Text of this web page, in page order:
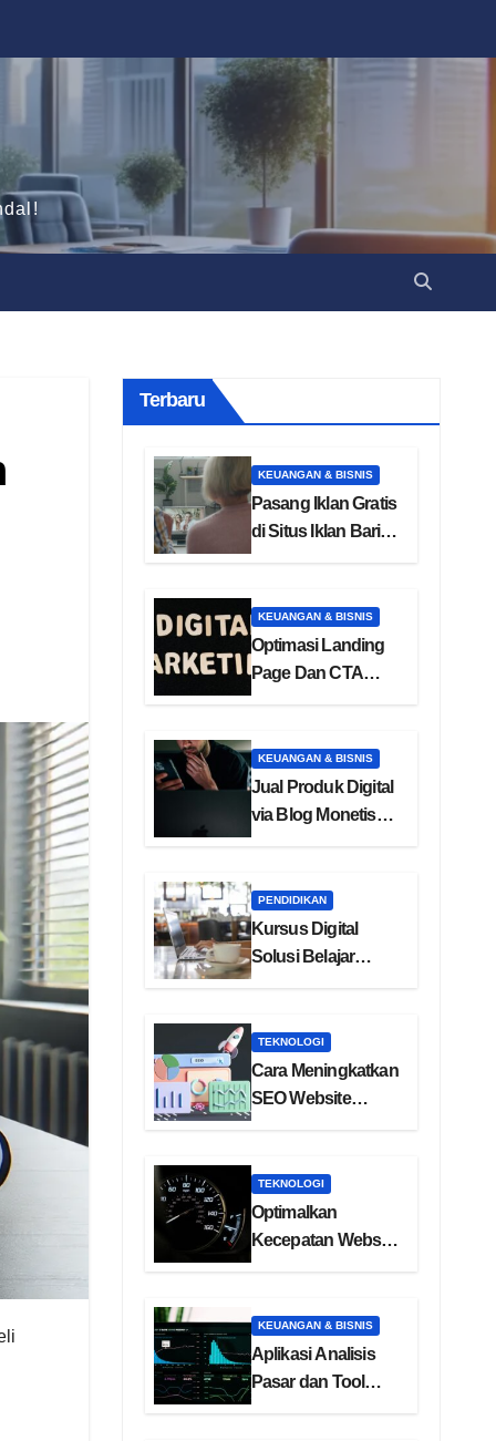
Terbaru
KEUANGAN & BISNIS
Pasang Iklan Gratis
di Situs Iklan Baris
Online
KEUANGAN & BISNIS
Optimasi Landing
Page Dan CTA
Efektif Untuk
KEUANGAN & BISNIS
Jual Produk Digital
via Blog Monetisasi
Ebook
PENDIDIKAN
Kursus Digital
Solusi Belajar
Online Masa Kini
TEKNOLOGI
Cara Meningkatkan
SEO Website
dengan Backlink
TEKNOLOGI
Optimalkan
Kecepatan Website
dengan Core Web
KEUANGAN & BISNIS
Aplikasi Analisis
Pasar dan Tool
Riset Kompetitor